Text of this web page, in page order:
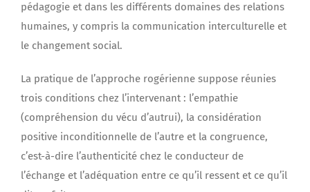
pédagogie et dans les différents domaines des relations
humaines, y compris la communication interculturelle et
le changement social.
La pratique de l’approche rogérienne suppose réunies
trois conditions chez l’intervenant : l’empathie
(compréhension du vécu d’autrui), la considération
positive inconditionnelle de l’autre et la congruence,
c’est-à-dire l’authenticité chez le conducteur de
l’échange et l’adéquation entre ce qu’il ressent et ce qu’il